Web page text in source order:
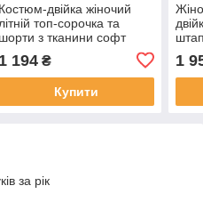
Костюм-двійка жіночий
літній топ-сорочка та
шорти з тканини софт
1 194₴
Купити
1
за рік